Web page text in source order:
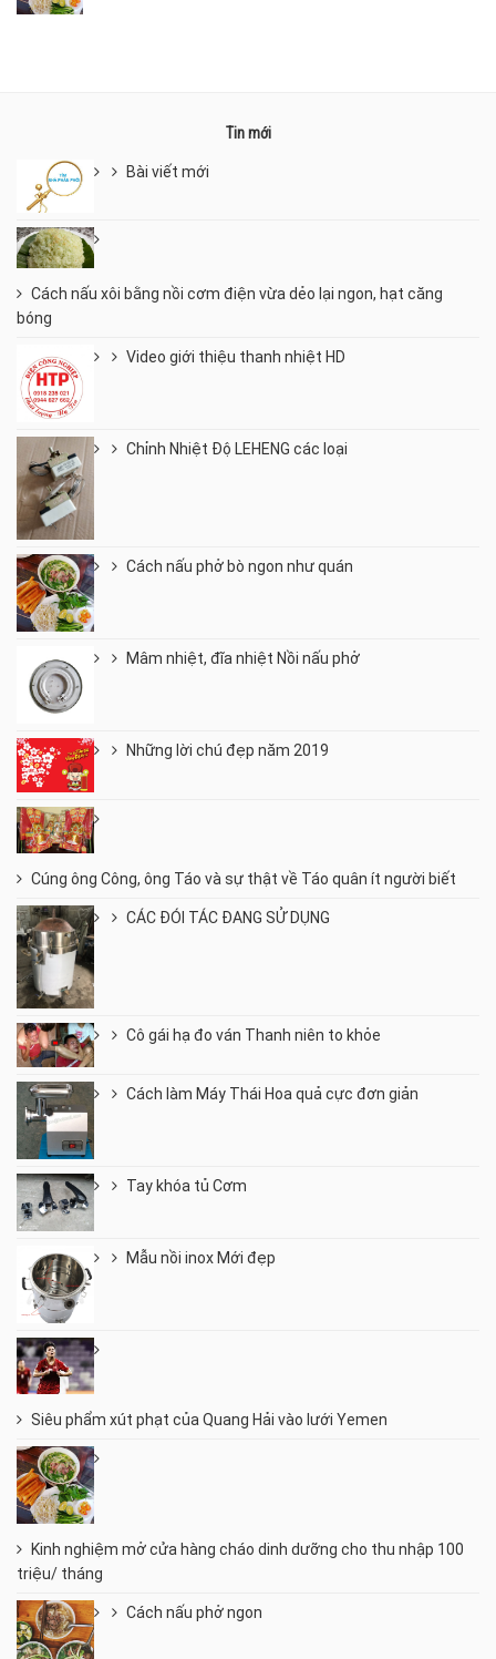
Tin mới
Bài viết mới
Cách nấu xôi bằng nồi cơm điện vừa dẻo lại ngon, hạt căng
bóng
Video giới thiệu thanh nhiệt HD
Chỉnh Nhiệt Độ LEHENG các loại
Cách nấu phở bò ngon như quán
Mâm nhiệt, đĩa nhiệt Nồi nấu phở
Những lời chú đẹp năm 2019
Cúng ông Công, ông Táo và sự thật về Táo quân ít người biết
CÁC ĐÓI TÁC ĐANG SỬ DỤNG
Cô gái hạ đo ván Thanh niên to khỏe
Cách làm Máy Thái Hoa quả cực đơn giản
Tay khóa tủ Cơm
Mẫu nồi inox Mới đẹp
Siêu phẩm xút phạt của Quang Hải vào lưới Yemen
Kinh nghiệm mở cửa hàng cháo dinh dưỡng cho thu nhập 100
triệu/ tháng
Cách nấu phở ngon